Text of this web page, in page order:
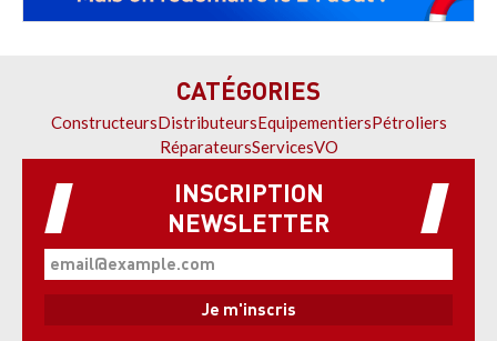
CATÉGORIES
ConstructeursDistributeursEquipementiersPétroliers
RéparateursServicesVO
INSCRIPTION
NEWSLETTER